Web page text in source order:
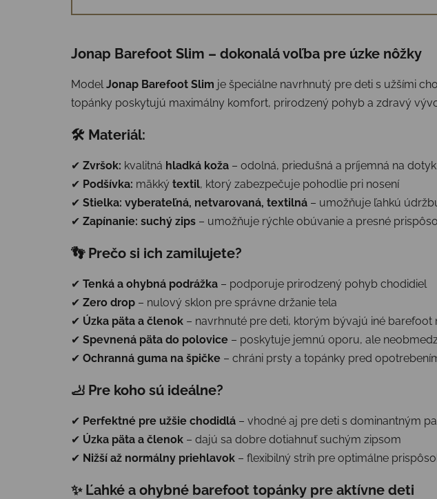
Jonap Barefoot Slim – dokonalá voľba pre úzke nôžky
ModelJonap Barefoot Slim je špeciálne navrhnutý pre deti s užšími
topánky poskytujú maximálny komfort, prirodzený pohyb a zdravý
🛠 Materiál:
✔ Zvršok: kvalitná hladká koža – odolná, priedušná a príjemná na dotyk
✔ Podšívka: mäkký textil, ktorý zabezpečuje pohodlie pri nosení
✔ Stielka: vyberateľná, netvarovaná, textilná – umožňuje ľahkú
✔ Zapínanie: suchý zips – umožňuje rýchle obúvanie a presné
👣 Prečo si ich zamilujete?
✔ Tenká a ohybná podrážka – podporuje prirodzený pohyb chodidiel
✔ Zero drop – nulový sklon pre správne držanie tela
✔ Úzka päta a členok – navrhnuté pre deti, ktorým bývajú iné barefoot
✔ Spevnená päta do polovice – poskytuje jemnú oporu, ale
✔ Ochranná guma na špičke – chráni prsty a topánky pred
🦶 Pre koho sú ideálne?
✔ Perfektné pre užšie chodidlá – vhodné aj pre deti s dominantným
✔ Úzka päta a členok – dajú sa dobre dotiahnuť suchým zipsom
✔ Nižší až normálny priehlavok – flexibilný strih pre optimálne
✨ Ľahké a ohybné barefoot topánky pre aktívne deti